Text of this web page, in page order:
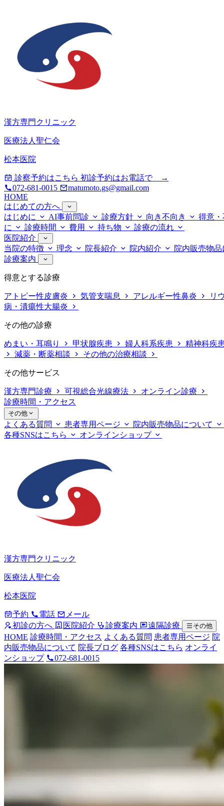
漢方専門クリニック
医療法人聖仁会
松本医院
診察予約はこちら 初診予約はお電話で →
072-681-0015
matumoto.gs@gmail.com
HOME
はじめての方へ
はじめに
AI事前問診 診療方針 向き不向き
得意
に
診療時間 費用 持ち物
診療の流れ
医院紹介
当院の特徴
理念 院長紹介 院内紹介
院内販売物
診療案内
得意とする診療
アトピー性皮膚炎 気管支喘息 アレルギー性鼻炎
リ
病・潰瘍性大腸炎
その他の診療
めまい・耳鳴り 甲状腺疾患 婦人科系疾患
精神科疾
減薬・断薬相談
その他の治療相談
その他サービス
漢方専門診療 可視総合光線療法
オンライン診療
診療時間・アクセス
その他
よくある質問 患者専用ページ
院内販売物品について
各種SNSはこちら
オンラインショップ
漢方専門クリニック
医療法人聖仁会
松本医院
予約 電話
メール
初診の方へ
医院紹介 診療案内 遠隔診療 その他
HOME 診療時間・アクセス よくある質問 患者専用ページ 院
内販売物品について 院長ブログ 各種SNSはこちら オンライ
ンショップ
072-681-0015